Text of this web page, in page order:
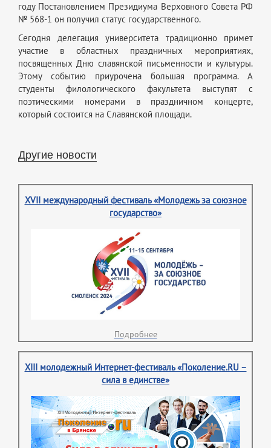
году Постановлением Президиума Верховного Совета РФ
№ 568-1 он получил статус государственного.
Сегодня делегация университета традиционно примет
участие в областных праздничных мероприятиях,
посвященных Дню славянской письменности и культуры.
Этому событию приурочена большая программа. А
студенты филологического факультета выступят с
поэтическими номерами в праздничном концерте,
который состоится на Славянской площади.
Другие новости
XVII международный фестиваль «Молодежь за союзное
государство»
Подробнее
XIII молодежный Интернет-фестиваль «Поколение.RU –
сила в единстве»